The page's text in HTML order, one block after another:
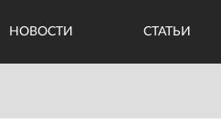
НОВОСТИ СТАТЬИ